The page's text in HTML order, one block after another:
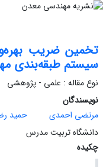
سیستم طبقه‌بندی
نوع مقاله : علمی - پژوهشی
نویسندگان
مرتضی احمدی
حمید
دانشگاه تربیت مدرس
چکیده